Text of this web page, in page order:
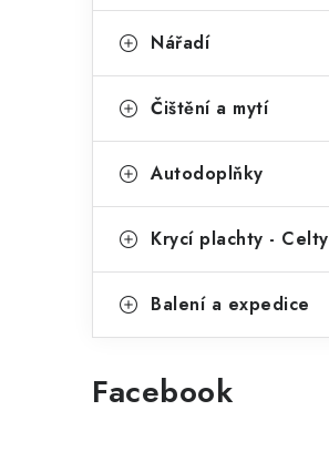
Nářadí
Čištění a mytí
Autodoplňky
Krycí plachty - Celty
Balení a expedice
Facebook